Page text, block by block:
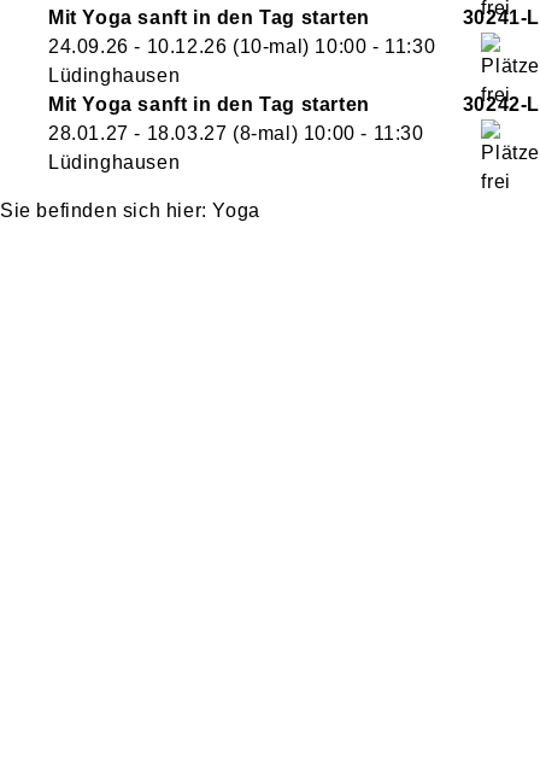
Mit Yoga sanft in den Tag starten
30241-L
24.09.26 - 10.12.26 (10-mal) 10:00 - 11:30
Lüdinghausen
Mit Yoga sanft in den Tag starten
30242-L
28.01.27 - 18.03.27 (8-mal) 10:00 - 11:30
Lüdinghausen
Yoga